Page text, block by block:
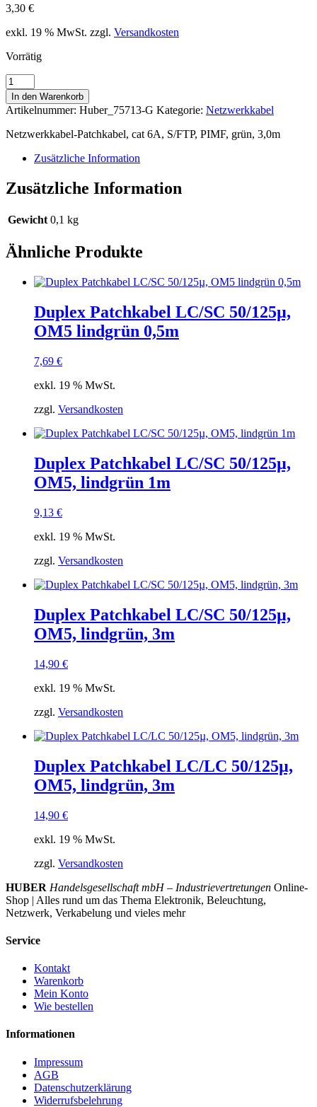
3,30 €
exkl. 19 % MwSt. zzgl. Versandkosten
Vorrätig
Patchkabel
cat6A
S/FTP
PIMF
grün
Menge
In den Warenkorb
Artikelnummer: Huber_75713-G Kategorie: Netzwerkkabel
Netzwerkkabel-Patchkabel, cat 6A, S/FTP, PIMF, grün, 3,0m
Zusätzliche Information
Zusätzliche Information
Gewicht 0,1 kg
Ähnliche Produkte
Duplex Patchkabel LC/SC 50/125µ,
OM5 lindgrün 0,5m
7,69 €
exkl. 19 % MwSt.
zzgl. Versandkosten
Duplex Patchkabel LC/SC 50/125µ,
OM5, lindgrün 1m
9,13 €
exkl. 19 % MwSt.
zzgl. Versandkosten
Duplex Patchkabel LC/SC 50/125µ,
OM5, lindgrün, 3m
14,90 €
exkl. 19 % MwSt.
zzgl. Versandkosten
Duplex Patchkabel LC/LC 50/125µ,
OM5, lindgrün, 3m
14,90 €
exkl. 19 % MwSt.
zzgl. Versandkosten
HUBER Handelsgesellschaft mbH – Industrievertretungen Online-
Shop | Alles rund um das Thema Elektronik, Beleuchtung,
Netzwerk, Verkabelung und vieles mehr
Service
Kontakt
Warenkorb
Mein Konto
Wie bestellen
Informationen
Impressum
AGB
Datenschutzerklärung
Widerrufsbelehrung